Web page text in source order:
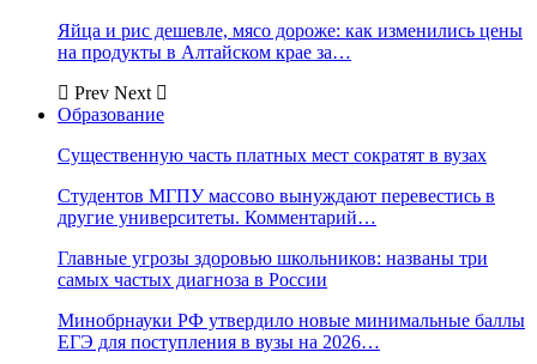
Яйца и рис дешевле, мясо дороже: как изменились цены
на продукты в Алтайском крае за…
Prev Next
Образование
Существенную часть платных мест сократят в вузах
Студентов МГПУ массово вынуждают перевестись в
другие университеты. Комментарий…
Главные угрозы здоровью школьников: названы три
самых частых диагноза в России
Минобрнауки РФ утвердило новые минимальные баллы
ЕГЭ для поступления в вузы на 2026…